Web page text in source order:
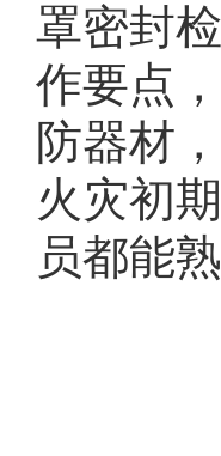
罩密封
作要点
防器材
火灾初
员都能